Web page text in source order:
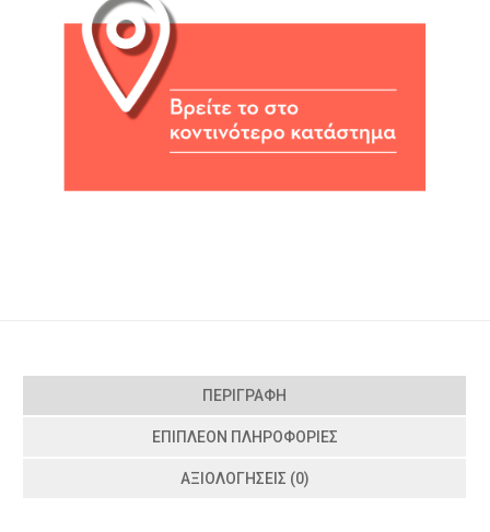
ΠΕΡΙΓΡΑΦΉ
ΕΠΙΠΛΈΟΝ ΠΛΗΡΟΦΟΡΊΕΣ
ΑΞΙΟΛΟΓΉΣΕΙΣ (0)